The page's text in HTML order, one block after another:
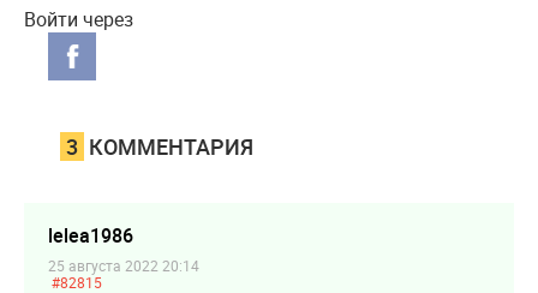
Войти через
3 КОММЕНТАРИЯ
lelea1986
25 августа 2022 20:14
#82815